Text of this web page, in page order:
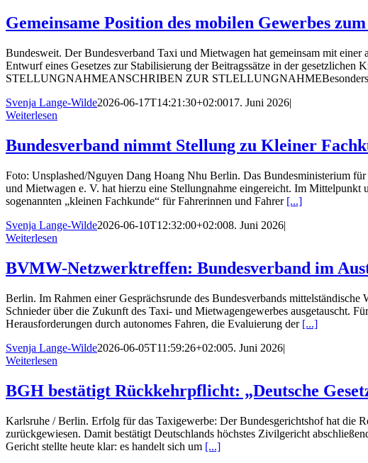
Gemeinsame Position des mobilen Gewerbes
Bundesweit. Der Bundesverband Taxi und Mietwagen hat gemeinsam mit
Entwurf eines Gesetzes zur Stabilisierung der Beitragssätze in der
STELLUNGNAHMEANSCHRIBEN ZUR STLELLUNGNAHMEBesonders
Svenja Lange-Wilde2026-06-17T14:21:30+02:0017. Juni 2026|
Weiterlesen
Bundesverband nimmt Stellung zu Kleiner
Foto: Unsplashed/Nguyen Dang Hoang Nhu Berlin. Das Bundesministerium
und Mietwagen e. V. hat hierzu eine Stellungnahme eingereicht. Im
sogenannten „kleinen Fachkunde“ für Fahrerinnen und Fahrer [...]
Svenja Lange-Wilde2026-06-10T12:32:00+02:008. Juni 2026|
Weiterlesen
BVMW-Netzwerktreffen: Bundesverband im
Berlin. Im Rahmen einer Gesprächsrunde des Bundesverbands
Schnieder über die Zukunft des Taxi- und Mietwagengewerbes ausgetauscht.
Herausforderungen durch autonomes Fahren, die Evaluierung der [...]
Svenja Lange-Wilde2026-06-05T11:59:26+02:005. Juni 2026|
Weiterlesen
BGH bestätigt Rückkehrpflicht: „Deutsche
Karlsruhe / Berlin. Erfolg für das Taxigewerbe: Der Bundesgerichtshof hat die
zurückgewiesen. Damit bestätigt Deutschlands höchstes Zivilgericht
Gericht stellte heute klar: es handelt sich um [...]